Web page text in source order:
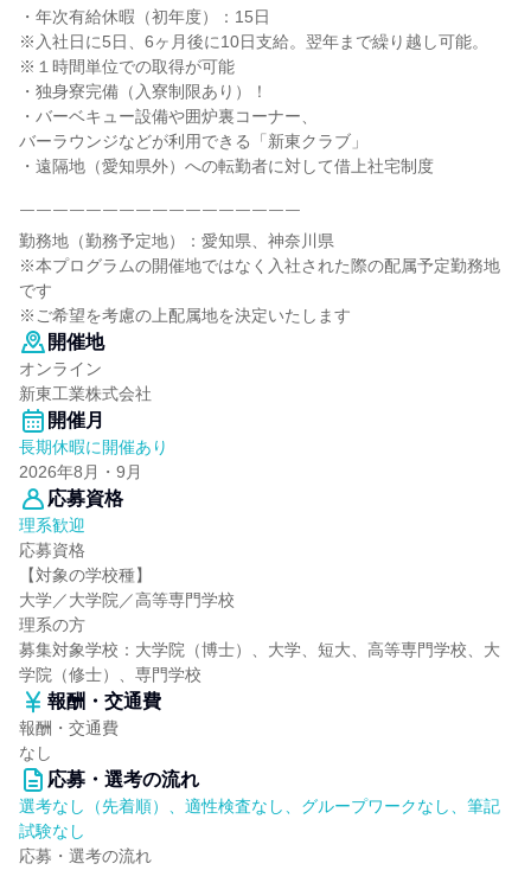
・年次有給休暇（初年度）：15日
※入社日に5日、6ヶ月後に10日支給。翌年まで繰り越し可能。
※１時間単位での取得が可能
・独身寮完備（入寮制限あり）！
・バーベキュー設備や囲炉裏コーナー、
バーラウンジなどが利用できる「新東クラブ」
・遠隔地（愛知県外）への転勤者に対して借上社宅制度
￣￣￣￣￣￣￣￣￣￣￣￣￣￣￣￣￣
勤務地（勤務予定地）：愛知県、神奈川県
※本プログラムの開催地ではなく入社された際の配属予定勤務地
です
※ご希望を考慮の上配属地を決定いたします
開催地
オンライン
新東工業株式会社
開催月
長期休暇に開催あり
2026年8月・9月
応募資格
理系歓迎
応募資格
【対象の学校種】
大学／大学院／高等専門学校
理系の方
募集対象学校：大学院（博士）、大学、短大、高等専門学校、大
学院（修士）、専門学校
報酬・交通費
報酬・交通費
なし
応募・選考の流れ
選考なし（先着順）、適性検査なし、グループワークなし、筆記
試験なし
応募・選考の流れ